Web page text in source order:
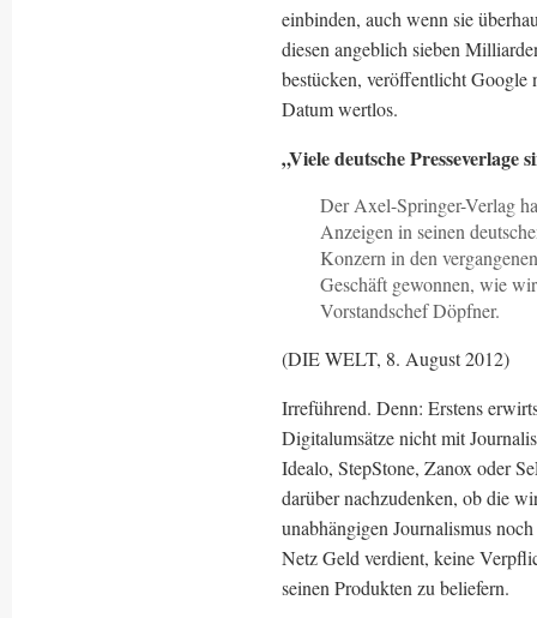
einbinden, auch wenn sie
diesen angeblich sieben
bestücken, veröffentlicht Google
Datum wertlos.
„Viele deutsche
Der Axel-Springer-Verlag
Anzeigen in seinen
Konzern in den
Geschäft gewonnen, wie
Vorstandschef Döpfner.
(DIE WELT, 8. August 2012)
Irreführend. Denn: Erstens
Digitalumsätze nicht mit
Idealo, StepStone, Zanox oder
darüber nachzudenken, ob die
unabhängigen Journalismus
Netz Geld verdient, keine
seinen Produkten zu beliefern.